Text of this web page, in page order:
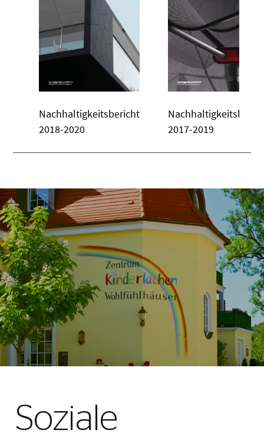
Nachhaltigkeitsbericht
2018-2020
2017-2019
Soziale